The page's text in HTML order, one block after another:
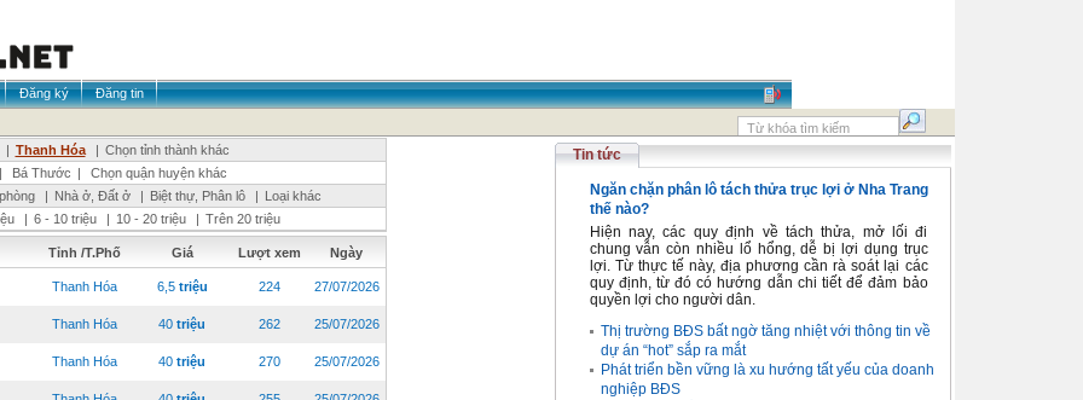
Đăng ký
Đăng tin
| Thanh Hóa | Chọn tỉnh thành khác
| Bá Thước |
Chọn quận huyện khác
| Nhà ở, Đất ở | Biệt thự, Phân lô | Loại khác
| 6 - 10 triệu | 10 - 20 triệu | Trên 20 triệu
Tỉnh /T.Phố Giá Lượt xem Ngày
Thanh Hóa 6,5 triệu 224 27/07/2026
Thanh Hóa 40 triệu 262 25/07/2026
Thanh Hóa 40 triệu 270 25/07/2026
Tin tức
Ngăn chặn phân lô tách thửa trục lợi ở Nha Trang
thế nào?
Hiện nay, các quy định về tách thửa, mở lối đi
chung vẫn còn nhiều lổ hổng, dễ bị lợi dụng trục
lợi. Từ thực tế này, địa phương cần rà soát lại các
quy định, từ đó có hướng dẫn chi tiết để đảm bảo
quyền lợi cho người dân.
Thị trường BĐS bất ngờ tăng nhiệt với thông tin về
dự án “hot” sắp ra mắt
Phát triển bền vững là xu hướng tất yếu của doanh
nghiệp BĐS